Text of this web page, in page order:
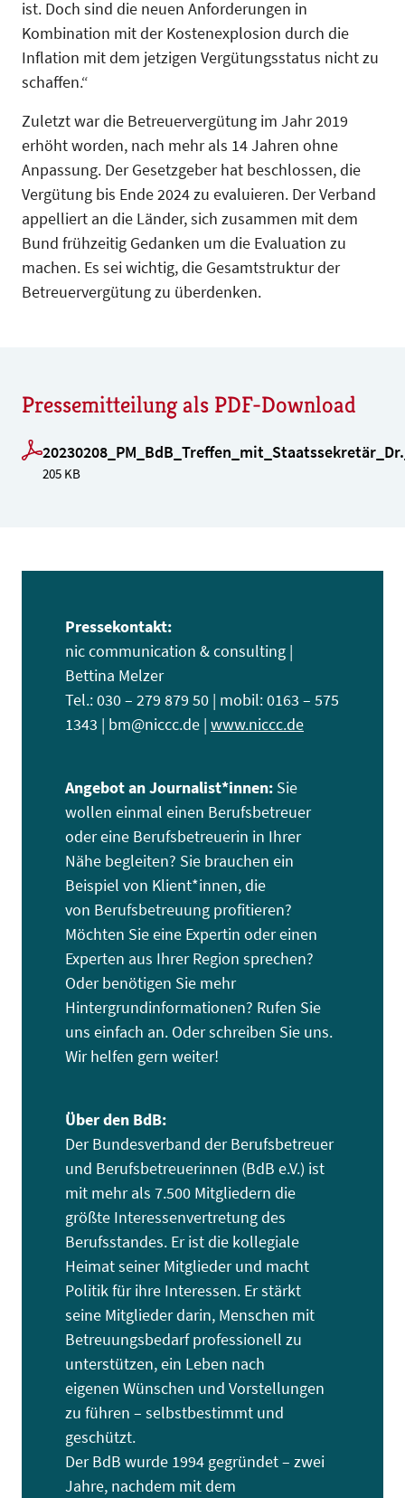
ist. Doch sind die neuen Anforderungen in
Kombination mit der Kostenexplosion durch die
Inflation mit dem jetzigen Vergütungsstatus nicht zu
schaffen.“
Zuletzt war die Betreuervergütung im Jahr 2019
erhöht worden, nach mehr als 14 Jahren ohne
Anpassung. Der Gesetzgeber hat beschlossen, die
Vergütung bis Ende 2024 zu evaluieren. Der Verband
appelliert an die Länder, sich zusammen mit dem
Bund frühzeitig Gedanken um die Evaluation zu
machen. Es sei wichtig, die Gesamtstruktur der
Betreuervergütung zu überdenken.
Pressemitteilung als PDF-Download
205 KB
Pressekontakt:
nic communication & consulting |
Bettina Melzer
Tel.: 030 – 279 879 50 | mobil: 0163 – 575
1343 | bm@niccc.de | www.niccc.de
Angebot an Journalist*innen: Sie
wollen einmal einen Berufsbetreuer
oder eine Berufsbetreuerin in Ihrer
Nähe begleiten? Sie brauchen ein
Beispiel von Klient*innen, die
von Berufsbetreuung profitieren?
Möchten Sie eine Expertin oder einen
Experten aus Ihrer Region sprechen?
Oder benötigen Sie mehr
Hintergrundinformationen? Rufen Sie
uns einfach an. Oder schreiben Sie uns.
Wir helfen gern weiter!
Über den BdB:
Der Bundesverband der Berufsbetreuer
und Berufsbetreuerinnen (BdB e.V.) ist
mit mehr als 7.500 Mitgliedern die
größte Interessenvertretung des
Berufsstandes. Er ist die kollegiale
Heimat seiner Mitglieder und macht
Politik für ihre Interessen. Er stärkt
seine Mitglieder darin, Menschen mit
Betreuungsbedarf professionell zu
unterstützen, ein Leben nach
eigenen Wünschen und Vorstellungen
zu führen – selbstbestimmt und
geschützt.
Der BdB wurde 1994 gegründet – zwei
Jahre, nachdem mit dem